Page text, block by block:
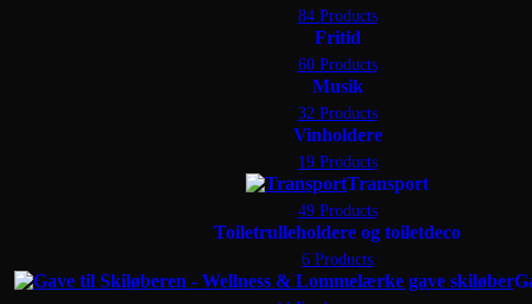
84 Products
Fritid
60 Products
Musik
32 Products
Vinholdere
19 Products
Transport
49 Products
Toiletrulleholdere og toiletdeco
6 Products